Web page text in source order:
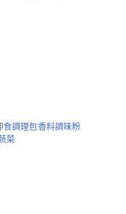
食調理包香料調味粉
菜